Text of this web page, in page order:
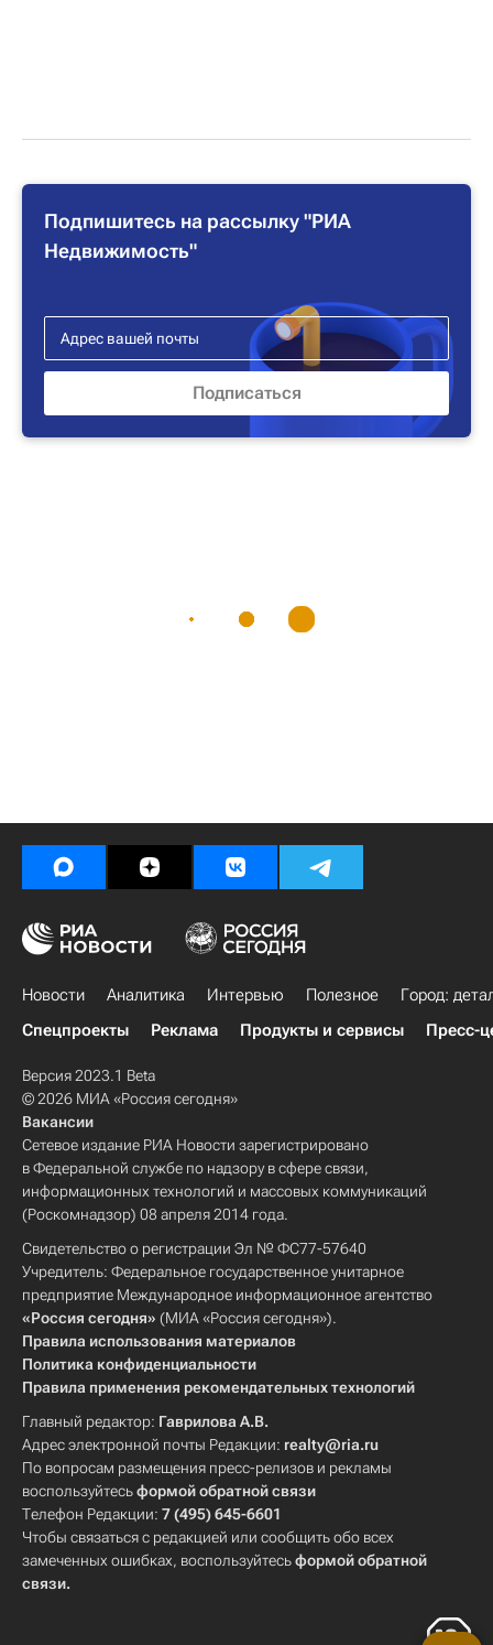
Подпишитесь на рассылку "РИА
Недвижимость"
Новости Аналитика Интервью Полезное
Город:
Спецпроекты
Реклама Продукты и сервисы Пресс-
Версия 2023.1 Beta
© 2026 МИА «Россия сегодня»
Вакансии
Сетевое издание РИА Новости зарегистрировано
в Федеральной службе по надзору в сфере связи,
информационных технологий и массовых коммуникаций
(Роскомнадзор) 08 апреля 2014 года.
Свидетельство о регистрации Эл № ФС77-57640
Учредитель: Федеральное государственное унитарное
предприятие Международное информационное агентство
«Россия сегодня» (МИА «Россия сегодня»).
Правила использования материалов
Политика конфиденциальности
Правила применения рекомендательных технологий
Главный редактор: Гаврилова А.В.
Адрес электронной почты Редакции: realty@ria.ru
По вопросам размещения пресс-релизов и рекламы
воспользуйтесьформой обратной связи
Телефон Редакции: 7 (495) 645-6601
Чтобы связаться с редакцией или сообщить обо всех
замеченных ошибках, воспользуйтесьформой обратной
связи.